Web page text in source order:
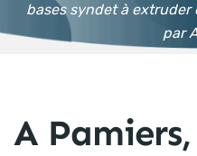
bases syndet à extruder
par
A